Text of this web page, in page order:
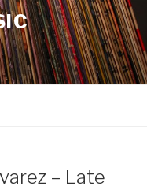
– Late